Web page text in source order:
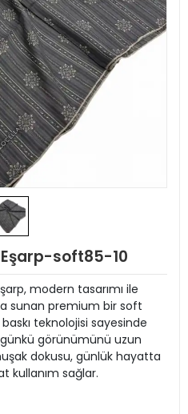
soft85-10
modern tasarımı ile
sunan premium bir soft
teknolojisi sayesinde
günkü görünümünü uzun
dokusu, günlük hayatta
kullanım sağlar.